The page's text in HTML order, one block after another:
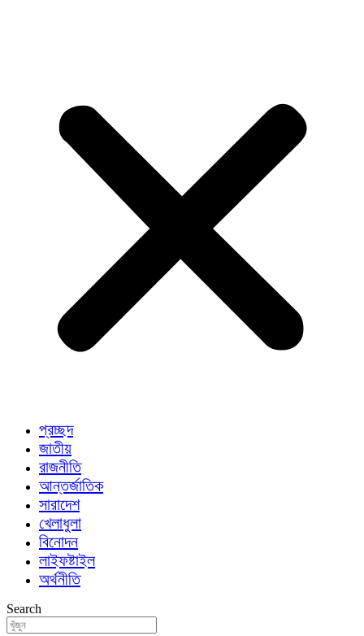
প্রচ্ছদ
জাতীয়
রাজনীতি
আন্তর্জাতিক
সারাদেশ
খেলাধুলা
বিনোদন
লাইফষ্টাইল
অর্থনীতি
Search